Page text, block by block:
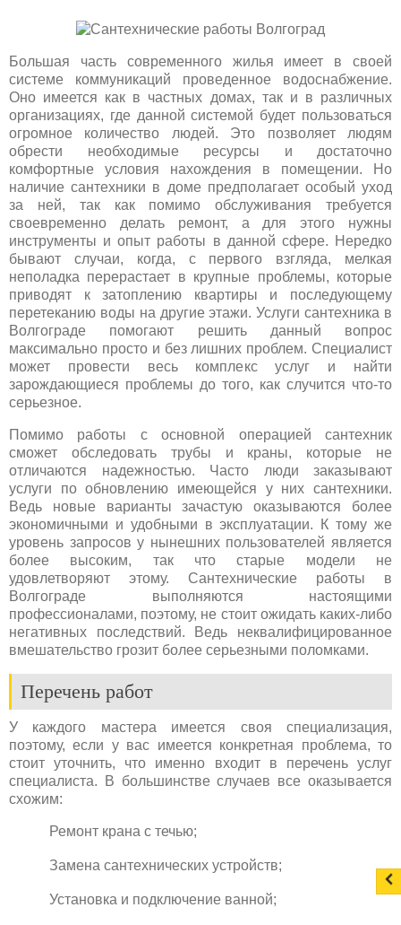
Большая часть современного жилья имеет в своей
системе коммуникаций проведенное водоснабжение.
Оно имеется как в частных домах, так и в различных
организациях, где данной системой будет пользоваться
огромное количество людей. Это позволяет людям
обрести необходимые ресурсы и достаточно
комфортные условия нахождения в помещении. Но
наличие сантехники в доме предполагает особый уход
за ней, так как помимо обслуживания требуется
своевременно делать ремонт, а для этого нужны
инструменты и опыт работы в данной сфере. Нередко
бывают случаи, когда, с первого взгляда, мелкая
неполадка перерастает в крупные проблемы, которые
приводят к затоплению квартиры и последующему
перетеканию воды на другие этажи. Услуги сантехника в
Волгограде помогают решить данный вопрос
максимально просто и без лишних проблем. Специалист
может провести весь комплекс услуг и найти
зарождающиеся проблемы до того, как случится что-то
серьезное.
Помимо работы с основной операцией сантехник
сможет обследовать трубы и краны, которые не
отличаются надежностью. Часто люди заказывают
услуги по обновлению имеющейся у них сантехники.
Ведь новые варианты зачастую оказываются более
экономичными и удобными в эксплуатации. К тому же
уровень запросов у нынешних пользователей является
более высоким, так что старые модели не
удовлетворяют этому. Сантехнические работы в
Волгограде выполняются настоящими
профессионалами, поэтому, не стоит ожидать каких-либо
негативных последствий. Ведь неквалифицированное
вмешательство грозит более серьезными поломками.
Перечень работ
У каждого мастера имеется своя специализация,
поэтому, если у вас имеется конкретная проблема, то
стоит уточнить, что именно входит в перечень услуг
специалиста. В большинстве случаев все оказывается
схожим:
Ремонт крана с течью;
Замена сантехнических устройств;
Установка и подключение ванной;